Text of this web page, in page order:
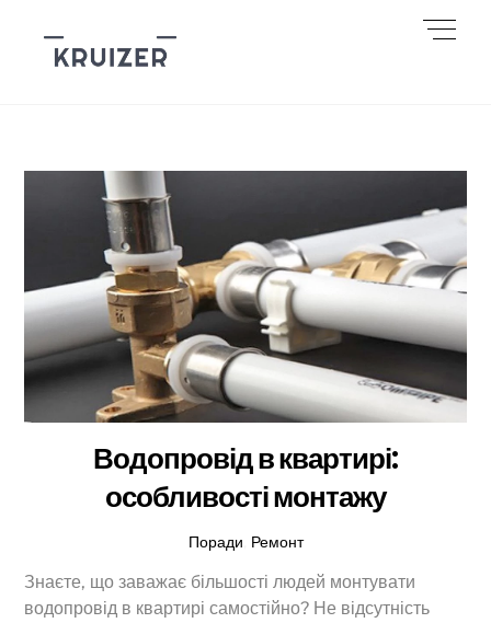
content
Водопровід в квартирі:
особливості монтажу
Поради Ремонт
Знаєте, що заважає більшості людей монтувати
водопровід в квартирі самостійно? Не відсутність